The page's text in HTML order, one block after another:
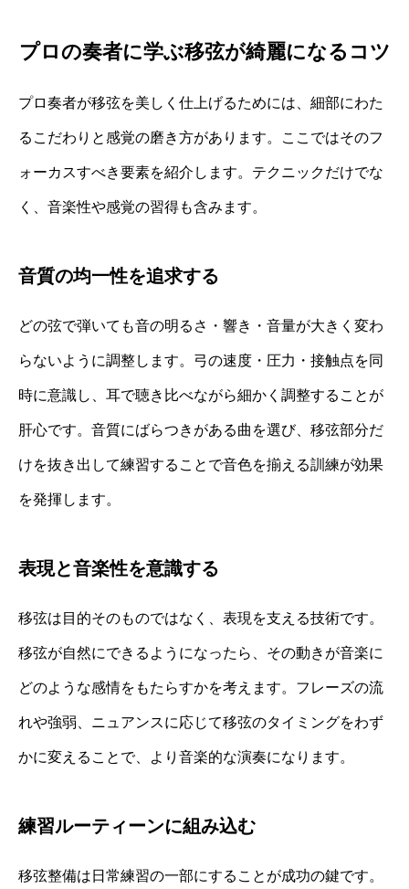
プロの奏者に学ぶ移弦が綺麗になるコツ
プロ奏者が移弦を美しく仕上げるためには、細部にわた
るこだわりと感覚の磨き方があります。ここではそのフ
ォーカスすべき要素を紹介します。テクニックだけでな
く、音楽性や感覚の習得も含みます。
音質の均一性を追求する
どの弦で弾いても音の明るさ・響き・音量が大きく変わ
らないように調整します。弓の速度・圧力・接触点を同
時に意識し、耳で聴き比べながら細かく調整することが
肝心です。音質にばらつきがある曲を選び、移弦部分だ
けを抜き出して練習することで音色を揃える訓練が効果
を発揮します。
表現と音楽性を意識する
移弦は目的そのものではなく、表現を支える技術です。
移弦が自然にできるようになったら、その動きが音楽に
どのような感情をもたらすかを考えます。フレーズの流
れや強弱、ニュアンスに応じて移弦のタイミングをわず
かに変えることで、より音楽的な演奏になります。
練習ルーティーンに組み込む
移弦整備は日常練習の一部にすることが成功の鍵です。